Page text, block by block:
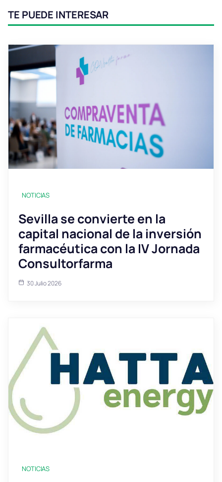
TE PUEDE INTERESAR
NOTICIAS
Sevilla se convierte en la
capital nacional de la inversión
farmacéutica con la IV Jornada
Consultorfarma
30 Julio 2026
NOTICIAS